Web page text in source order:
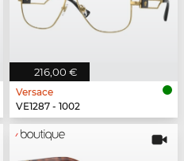
216,00 €
Versace
VE1287 - 1002